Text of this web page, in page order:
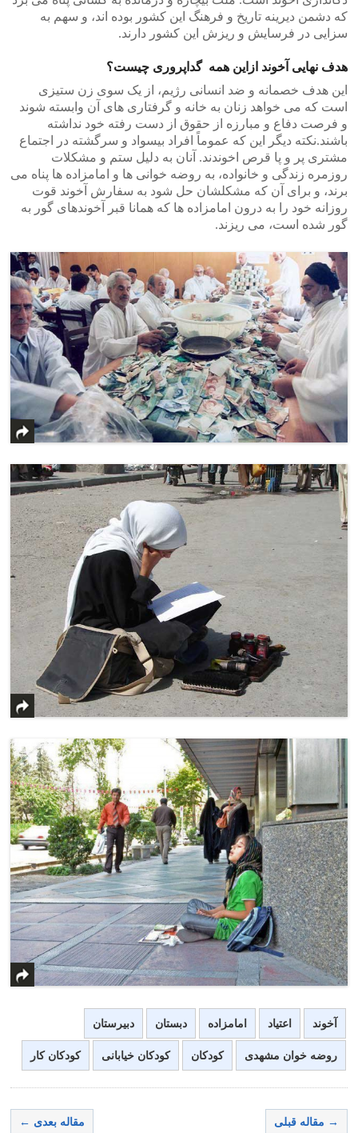
که دشمن دیرینه تاریخ و فرهنگ این کشور بوده اند، و سهم به
سزایی در فرسایش و ریزش این کشور دارند.
هدف نهایی آخوند ازاین همه گداپروری چیست؟
این هدف خصمانه و ضد انسانی رژیم، از یک سوی زن ستیزی
است که می خواهد زنان به خانه و گرفتاری های آن وابسته شوند
و فرصت دفاع و مبارزه از حقوق از دست رفته خود نداشته
باشند.نکته دیگر این که عموماً افراد بیسواد و سرگشته در اجتماع
مشتری پر و پا قرص اخوندند. آنان به دلیل ستم و مشکلات
روزمره زندگی و خانواده، به روضه خوانی ها و امامزاده ها پناه می
برند، و برای آن که مشکلشان حل شود به سفارش آخوند قوت
روزانه خود را به درون امامزاده ها که همانا قبر آخوندهای گور به
گور شده است، می ریزند.
آخوند اعتیاد امامزاده دبستان دبیرستان
روضه خوان مشهدی کودکان کودکان خیابانی کودکان کار
→ مقاله قبلی مقاله بعدی ←